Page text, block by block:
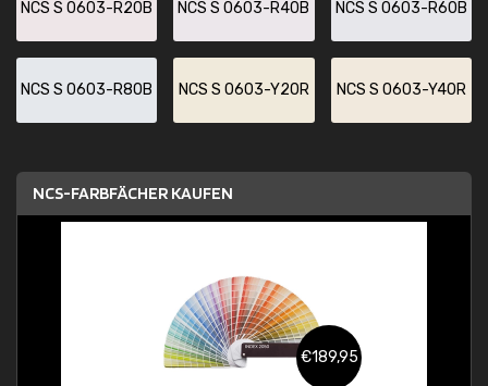
NCS S 0603-R20B NCS S 0603-R40B NCS S 0603-R60B
NCS S 0603-R80B NCS S 0603-Y20R NCS S 0603-Y40R
NCS-FARBFÄCHER KAUFEN
€189,95